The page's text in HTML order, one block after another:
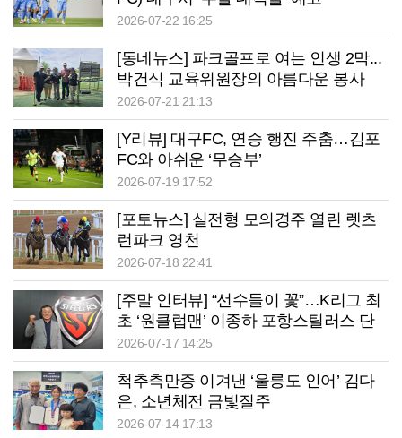
2026-07-22 16:25
[동네뉴스] 파크골프로 여는 인생 2막...
박건식 교육위원장의 아름다운 봉사
2026-07-21 21:13
[Y리뷰] 대구FC, 연승 행진 주춤…김포
FC와 아쉬운 ‘무승부’
2026-07-19 17:52
[포토뉴스] 실전형 모의경주 열린 렛츠
런파크 영천
2026-07-18 22:41
[주말 인터뷰] “선수들이 꽃”…K리그 최
초 ‘원클럽맨’ 이종하 포항스틸러스 단
장
2026-07-17 14:25
척추측만증 이겨낸 ‘울릉도 인어’ 김다
은, 소년체전 금빛질주
2026-07-14 17:13